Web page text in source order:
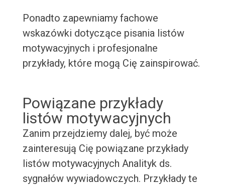
Ponadto zapewniamy fachowe
wskazówki dotyczące pisania listów
motywacyjnych i profesjonalne
przykłady, które mogą Cię zainspirować.
Powiązane przykłady
listów motywacyjnych
Zanim przejdziemy dalej, być może
zainteresują Cię powiązane przykłady
listów motywacyjnych Analityk ds.
sygnałów wywiadowczych. Przykłady te